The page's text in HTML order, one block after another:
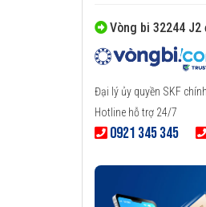
Vòng bi 32244
Đại lý ủy quyền SKF
Hotline hỗ trợ 24/7
0921 345 345